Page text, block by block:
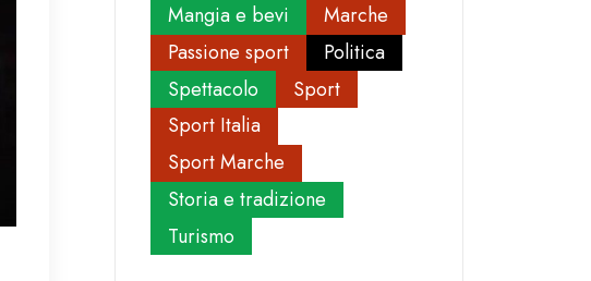
Mangia e bevi
Marche
Passione sport
Politica
Spettacolo
Sport
Sport Italia
Sport Marche
Storia e tradizione
Turismo